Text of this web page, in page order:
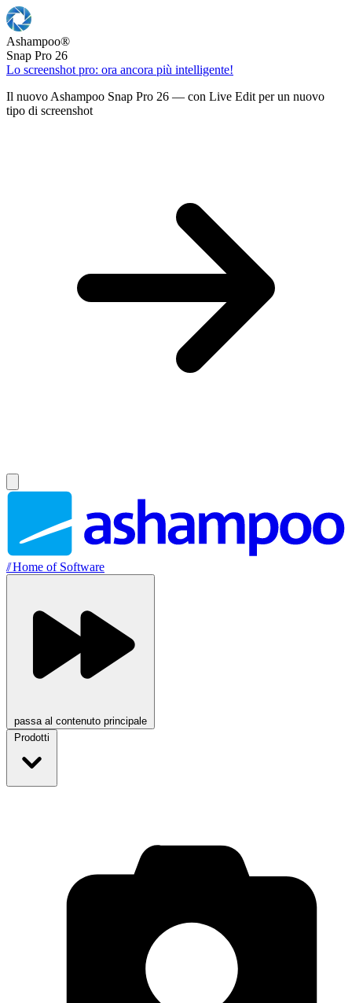
Ashampoo®
Snap Pro 26
Lo screenshot pro: ora ancora più intelligente!
Il nuovo Ashampoo Snap Pro 26 — con Live Edit per un nuovo
tipo di screenshot
//Home of Software
passa al contenuto principale
Prodotti